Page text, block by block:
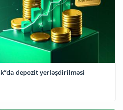
depozit yerləşdirilməsi